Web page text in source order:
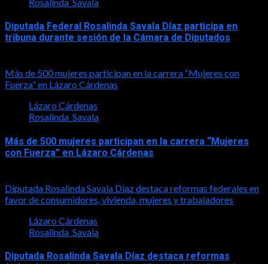
Diputada Federal Rosalinda Savala Díaz participa en
tribuna durante sesión de la Cámara de Diputados
Más de 500 mujeres participan en la carrera “Mujeres con
Fuerza” en Lázaro Cárdenas
Lázaro Cárdenas
Rosalinda_Savala
Más de 500 mujeres participan en la carrera “Mujeres
con Fuerza” en Lázaro Cárdenas
Diputada Rosalinda Savala Díaz destaca reformas federales en
favor de consumidores, vivienda, mujeres y trabajadores
Lázaro Cárdenas
Rosalinda_Savala
Diputada Rosalinda Savala Díaz destaca reformas